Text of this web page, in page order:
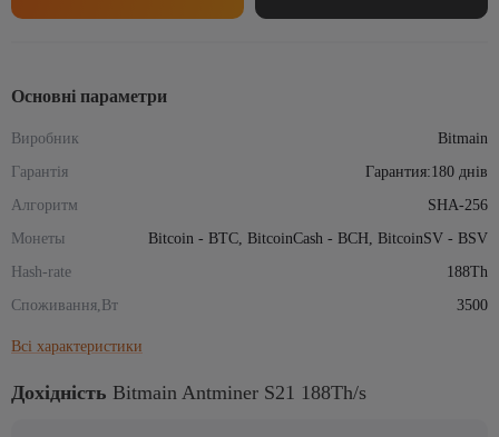
Основні параметри
Виробник
Bitmain
Гарантія
Гарантия:180 днів
Алгоритм
SHA-256
Монеты
Bitcoin - BTC, BitcoinCash - BCH, BitcoinSV - BSV
Hash-rate
188Th
Споживання,Вт
3500
Всі характеристики
Дохідність Bitmain Antminer S21 188Th/s